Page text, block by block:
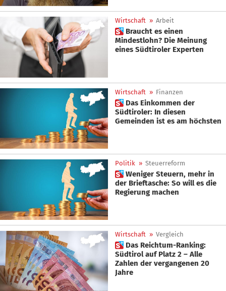
Wirtschaft » Arbeit
 Braucht es einen
Mindestlohn? Die Meinung
eines Südtiroler Experten
Wirtschaft » Finanzen
 Das Einkommen der
Südtiroler: In diesen
Gemeinden ist es am höchsten
Politik » Steuerreform
 Weniger Steuern, mehr in
der Brieftasche: So will es die
Regierung machen
Wirtschaft » Vergleich
 Das Reichtum-Ranking:
Südtirol auf Platz 2 – Alle
Zahlen der vergangenen 20
Jahre